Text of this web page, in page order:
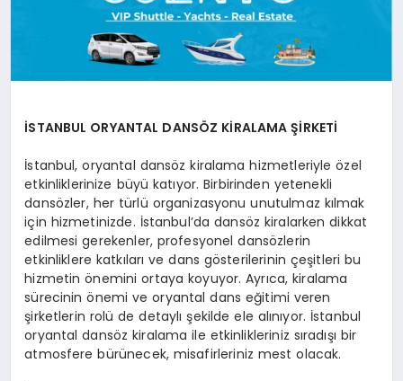
İSTANBUL ORYANTAL DANSÖZ KİRALAMA ŞİRKETİ
İstanbul, oryantal dansöz kiralama hizmetleriyle özel
etkinliklerinize büyü katıyor. Birbirinden yetenekli
dansözler, her türlü organizasyonu unutulmaz kılmak
için hizmetinizde. İstanbul’da dansöz kiralarken dikkat
edilmesi gerekenler, profesyonel dansözlerin
etkinliklere katkıları ve dans gösterilerinin çeşitleri bu
hizmetin önemini ortaya koyuyor. Ayrıca, kiralama
sürecinin önemi ve oryantal dans eğitimi veren
şirketlerin rolü de detaylı şekilde ele alınıyor. İstanbul
oryantal dansöz kiralama ile etkinlikleriniz sıradışı bir
atmosfere bürünecek, misafirleriniz mest olacak.